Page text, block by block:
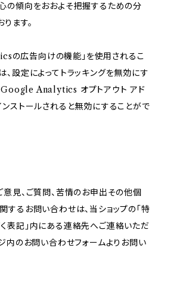
の傾向をおおよそ把握するための分
ます。
の広告向けの機能」を使用されるこ
、設定によってトラッキングを無効にす
Google Analytics オプトアウト アド
ンストールされると無効にすることがで
意見、ご質問、苦情のお申出その他個
するお問い合わせは、当ショップの「特
表記」内にある連絡先へご連絡いただ
内のお問い合わせフォームよりお問い